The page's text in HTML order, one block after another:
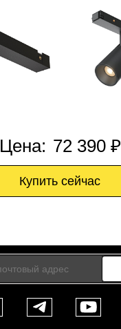
Цена: 72 390 ₽
Купить сейчас